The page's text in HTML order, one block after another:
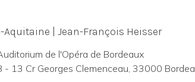
| Jean-François Heisser
de l'Opéra de Bordeaux
- 13 Cr Georges Clemenceau, 33000 Bordeaux, France